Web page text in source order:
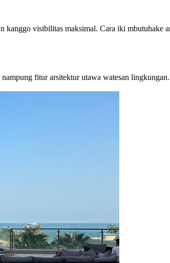
visibilitas maksimal. Cara iki mbutuhake
fitur arsitektur utawa watesan